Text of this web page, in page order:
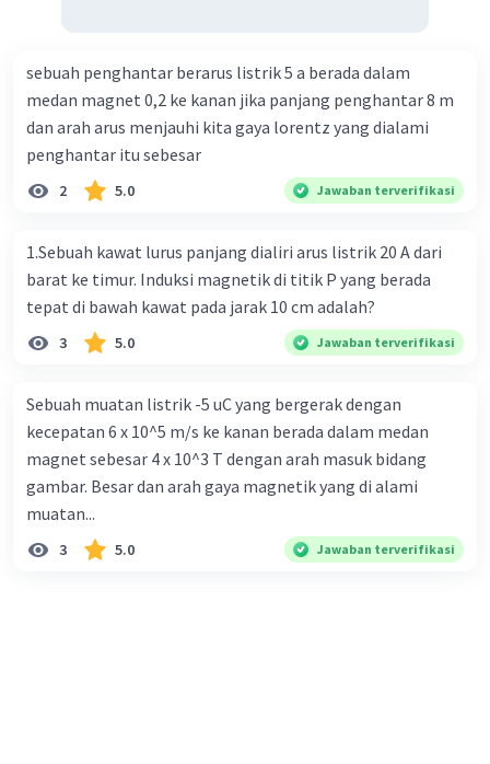
sebuah penghantar berarus listrik 5 a berada dalam
medan magnet 0,2 ke kanan jika panjang penghantar 8 m
dan arah arus menjauhi kita gaya lorentz yang dialami
penghantar itu sebesar
2 5.0 Jawaban terverifikasi
1.Sebuah kawat lurus panjang dialiri arus listrik 20 A dari
barat ke timur. Induksi magnetik di titik P yang berada
tepat di bawah kawat pada jarak 10 cm adalah?
3 5.0 Jawaban terverifikasi
Sebuah muatan listrik -5 uC yang bergerak dengan
kecepatan 6 x 10^5 m/s ke kanan berada dalam medan
magnet sebesar 4 x 10^3 T dengan arah masuk bidang
gambar. Besar dan arah gaya magnetik yang di alami
muatan...
3 5.0 Jawaban terverifikasi